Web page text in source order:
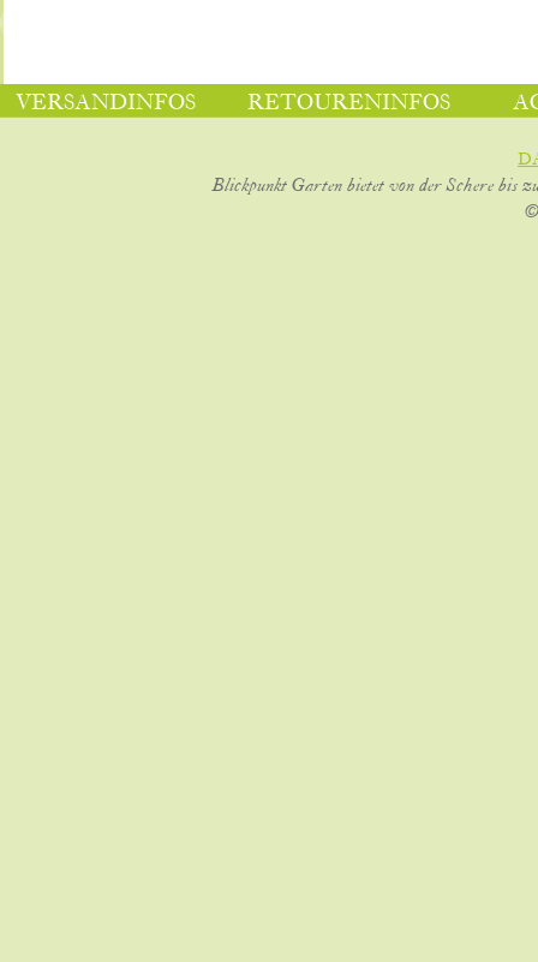
VERSANDINFOS RETOURENINFOS
Blickpunkt Garten bietet von der Schere bis